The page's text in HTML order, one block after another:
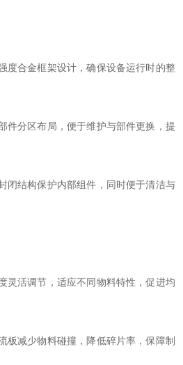
合金框架设计，确保设备运行时的整
分区布局，便于维护与部件更换，提
结构保护内部组件，同时便于清洁与
活调节，适应不同物料特性，促进均
减少物料碰撞，降低碎片率，保障制